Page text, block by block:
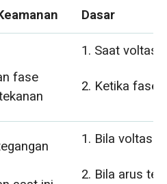
Dasar
fase
1. Saat
2. Ketika fase
1. Bila voltase
2. Bila arus